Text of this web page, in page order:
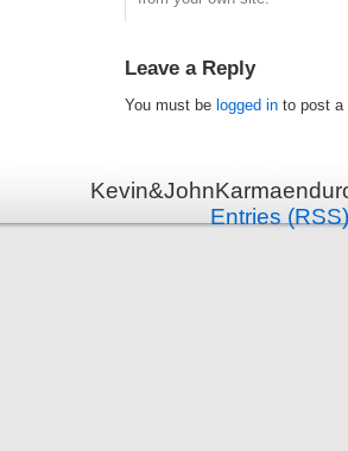
Leave a Reply
You must be logged in to post a
Entries (RSS)